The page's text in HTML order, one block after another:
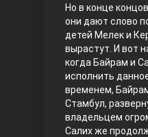
Любовь
Но в конце
они дают слово
детей Мелек и
вырастут. И вот
когда Байрам и
исполнить
временем,
Стамбул,
владельцем
Салих же